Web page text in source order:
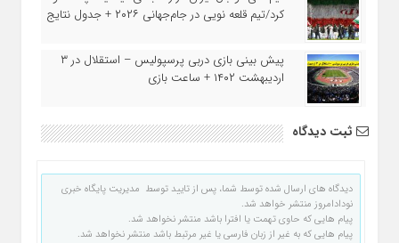
کرد/تیم قلعه نویی در جام‌جهانی ۲۰۲۶ + جدول نتایج
پیش بینی بازی دربی پرسپولیس – استقلال در ۳
اردیبهشت ۱۴۰۲ + ساعت بازی
ثبت دیدگاه
دیدگاه های ارسال شده توسط شما، پس از تایید توسط مدیریت پایگاه خبری
نودادامروز منتشر خواهد شد.
پیام هایی که حاوی تهمت یا افترا باشد منتشر نخواهد شد.
پیام هایی که به غیر از زبان فارسی یا غیر مرتبط باشد منتشر نخواهد شد.